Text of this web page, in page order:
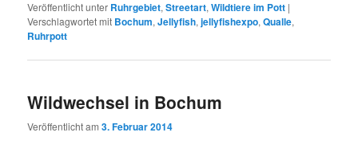
Veröffentlicht unter Ruhrgebiet,Streetart,Wildtiere im Pott |
Verschlagwortet mit Bochum,Jellyfish,jellyfishexpo,Qualle,
Ruhrpott
Wildwechsel in Bochum
Veröffentlicht am3. Februar 2014